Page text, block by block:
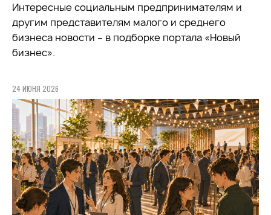
Интересные социальным предпринимателям и
другим представителям малого и среднего
бизнеса новости – в подборке портала «Новый
бизнес».
24 ИЮНЯ 2026